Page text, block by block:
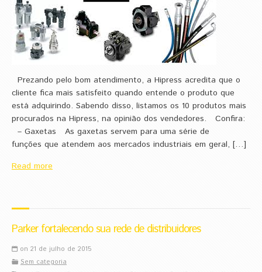
Prezando pelo bom atendimento, a Hipress acredita que o
cliente fica mais satisfeito quando entende o produto que
está adquirindo. Sabendo disso, listamos os 10 produtos mais
procurados na Hipress, na opinião dos vendedores. Confira:
– Gaxetas As gaxetas servem para uma série de
funções que atendem aos mercados industriais em geral, […]
Read more
Parker fortalecendo sua rede de distribuidores
on 21 de julho de 2015
Sem categoria